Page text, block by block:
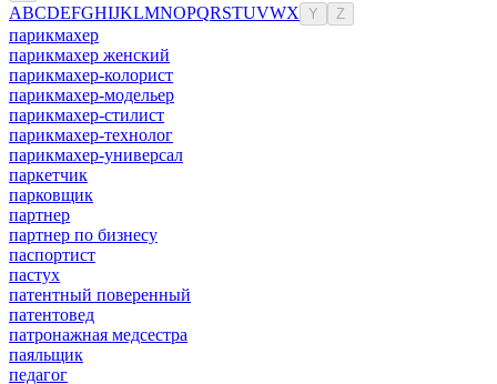
ABCDEFGHIJKLMNOPQRSTUVWX Y Z
парикмахер
парикмахер женский
парикмахер-колорист
парикмахер-модельер
парикмахер-стилист
парикмахер-технолог
парикмахер-универсал
паркетчик
парковщик
партнер
партнер по бизнесу
паспортист
пастух
патентный поверенный
патентовед
патронажная медсестра
паяльщик
педагог